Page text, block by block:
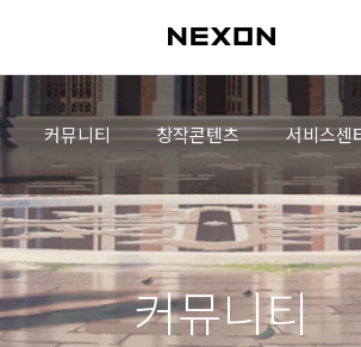
커뮤니티 창작콘텐츠 서비스센
커뮤니티